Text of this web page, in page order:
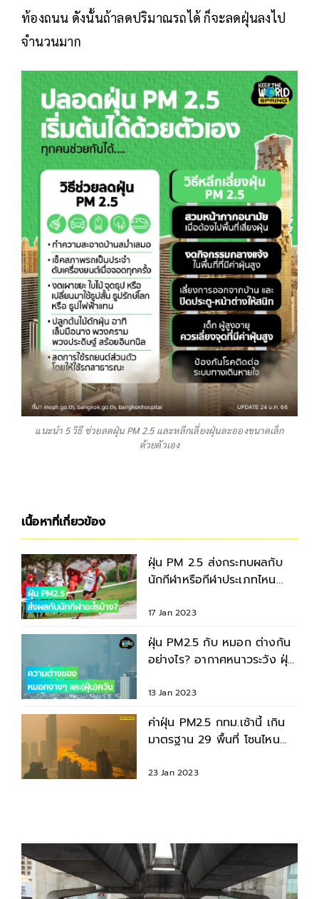
ท้องถนน ดังนั้นถ้าลดปริมาณรถได้ ก็จะลดฝุ่นลงไป
จำนวนมาก
แนะนำ 5 วิธี ช่วยลดฝุ่น PM 2.5 และหลีกเลี่ยงฝุ่นละอองขนาดเล็ก
ด้วยตัวเอง
เนื้อหาที่เกี่ยวข้อง
ฝุ่น PM 2.5 ส่งกระทบผลกับ
นักกีฬาหรือกีฬาประเภทไหน
17 Jan 2023
ฝุ่น PM2.5 กับ หมอก ต่างกัน
อย่างไร? อากาศหนาวระวัง ฝุ่น
13 Jan 2023
ค่าฝุ่น PM2.5 กทม.เช้านี้ เกิน
มาตรฐาน 29 พื้นที่ โซนไหน
23 Jan 2023